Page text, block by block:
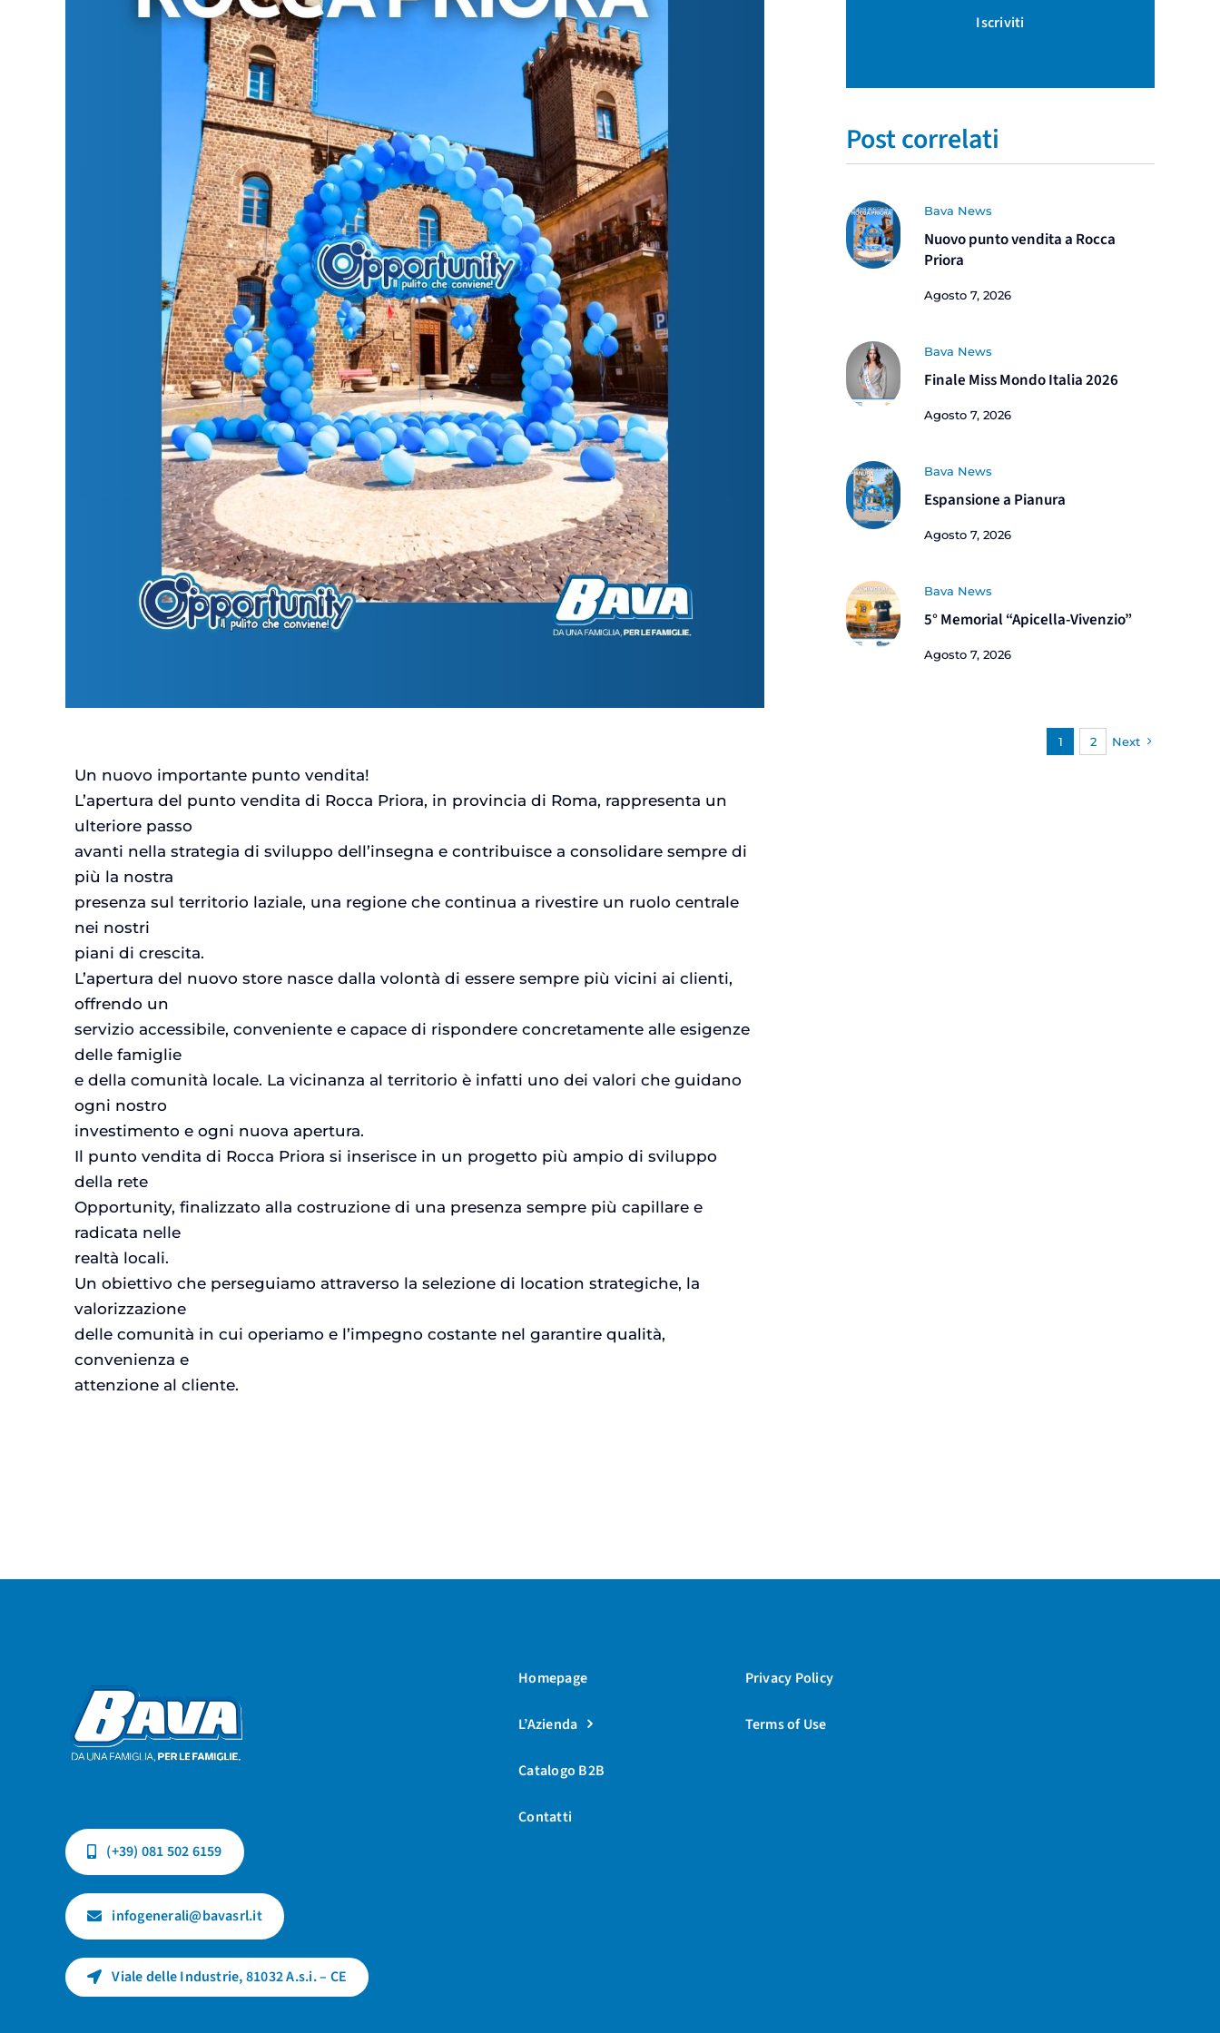
Un nuovo importante punto vendita!
L’apertura del punto vendita di Rocca Priora, in provincia di Roma, rappresenta un
ulteriore passo
avanti nella strategia di sviluppo dell’insegna e contribuisce a consolidare sempre di
più la nostra
presenza sul territorio laziale, una regione che continua a rivestire un ruolo centrale
nei nostri
piani di crescita.
L’apertura del nuovo store nasce dalla volontà di essere sempre più vicini ai clienti,
offrendo un
servizio accessibile, conveniente e capace di rispondere concretamente alle esigenze
delle famiglie
e della comunità locale. La vicinanza al territorio è infatti uno dei valori che guidano
ogni nostro
investimento e ogni nuova apertura.
Il punto vendita di Rocca Priora si inserisce in un progetto più ampio di sviluppo
della rete
Opportunity, finalizzato alla costruzione di una presenza sempre più capillare e
radicata nelle
realtà locali.
Un obiettivo che perseguiamo attraverso la selezione di location strategiche, la
valorizzazione
delle comunità in cui operiamo e l’impegno costante nel garantire qualità,
convenienza e
attenzione al cliente.
Iscriviti
Post correlati
Bava News
Nuovo punto vendita a Rocca
Priora
Agosto 7, 2026
Bava News
Finale Miss Mondo Italia 2026
Agosto 7, 2026
Bava News
Espansione a Pianura
Agosto 7, 2026
Bava News
5° Memorial “Apicella-Vivenzio”
Agosto 7, 2026
1 2 Next
(+39) 081 502 6159
infogenerali@bavasrl.it
Viale delle Industrie, 81032 A.s.i. – CE
Homepage
L’Azienda
Catalogo B2B
Contatti
Privacy Policy
Terms of Use